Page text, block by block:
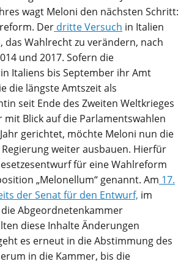
wagt Meloni den nächsten Schritt:
Der dritte Versuch in Italien
das Wahlrecht zu verändern, nach
und 2017. Sofern die
Italiens bis September ihr Amt
die längste Amtszeit als
seit Ende des Zweiten Weltkrieges
mit Blick auf die Parlamentswahlen
gerichtet, möchte Meloni nun die
weiter ausbauen. Hierfür
für eine Wahlreform
„Melonellum“ genannt. Am 17.
der Senat für den Entwurf, im
Abgeordnetenkammer
diese Inhalte Änderungen
es erneut in die Abstimmung des
in die Kammer, bis die